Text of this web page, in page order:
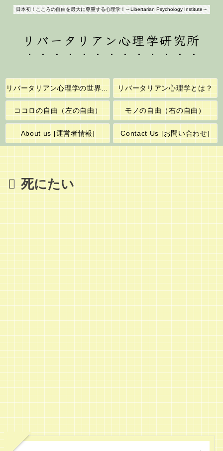
日本初！こころの自由を最大に尊重する心理学！～Libertarian Psychology Institute～
リバータリアン心理学研究所
リバータリアン心理学の世界へようこそ！ リバータリアン心理学とは？
ココロの自由（左の自由） モノの自由（右の自由）
About us [運営者情報] Contact Us [お問い合わせ]
死にたい